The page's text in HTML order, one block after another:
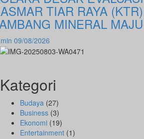
TIAR RAYA
MINERAL
09/08/2026
Kategori
Budaya (27)
Business (3)
Ekonomi (19)
Entertainment (1)